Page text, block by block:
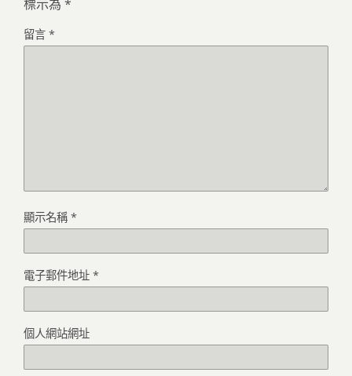
標示為 *
留言 *
顯示名稱 *
電子郵件地址 *
個人網站網址